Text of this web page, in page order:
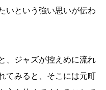
いという強い思いが伝わ
、ジャズが控えめに流れ
てみると、そこには元町